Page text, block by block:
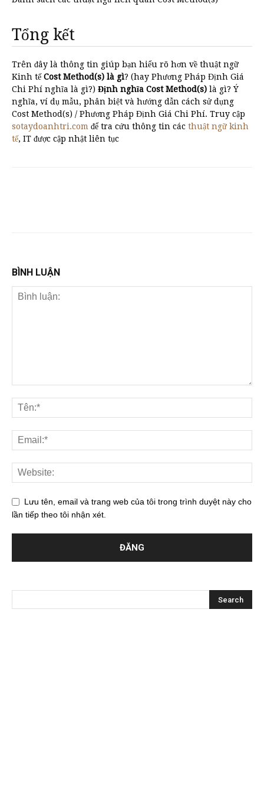
Tổng kết
Trên đây là thông tin giúp bạn hiểu rõ hơn về thuật ngữ
Kinh tếCost Method(s) là gì? (hay Phương Pháp Định Giá
Chi Phí nghĩa là gì?) Định nghĩa Cost Method(s) là gì? Ý
nghĩa, ví dụ mẫu, phân biệt và hướng dẫn cách sử dụng
Cost Method(s) / Phương Pháp Định Giá Chi Phí. Truy cập
sotaydoanhtri.com để tra cứu thông tin các thuật ngữ kinh
tế, IT được cập nhật liên tục
BÌNH LUẬN
Lưu tên, email và trang web của tôi trong trình duyệt này cho
lần tiếp theo tôi nhận xét.